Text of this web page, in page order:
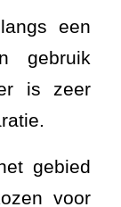
een
gebruik
is zeer
gebied
voor